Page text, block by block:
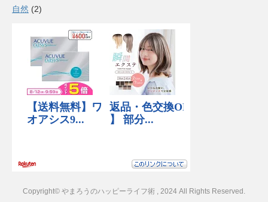
自然 (2)
Copyright© やまろうのハッピーライフ術 , 2024 All Rights Reserved.